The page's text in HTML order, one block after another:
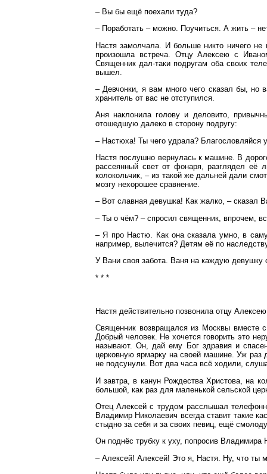
– Вы бы ещё поехали туда?
– Поработать – можно. Поучиться. А жить –
Настя замолчала. И больше никто ничего не
произошла встреча. Отцу Алексею с
Священник дал-таки подругам оба своих
вышел.
– Девчонки, я вам много чего сказал бы, но
хранитель от вас не отступился.
Аня наклонила голову и деловито,
отошедшую далеко в сторону подругу:
– Настюха! Ты чего удрала? Благословляйся
Настя послушно вернулась к машине. В
рассеянный свет от фонаря, разглядел её
колокольчик, – из такой же дальней дали
мозгу нехорошее сравнение.
– Вот славная девушка! Как жалко, – сказал
– Ты о чём? – спросил священник, впрочем,
– Я про Настю. Как она сказала умно, в
например, вылечится? Детям её по
У Вани своя забота. Ваня на каждую девушку
* * *
Настя действительно позвонила отцу
Священник возвращался из Москвы вместе
Добрый человек. Не хочется говорить это
называют. Он, дай ему Бог здравия и
церковную ярмарку на своей машине. Уж раз
не подсунули. Вот два часа всё ходили,
И завтра, в канун Рождества Христова, на
большой, как раз для маленькой сельской
Отец Алексей с трудом расслышал
Владимир Николаевич всегда ставит такие
стыдно за себя и за своих певиц, ещё
Он поднёс трубку к уху, попросив Владимира
– Алексей! Алексей! Это я, Настя. Ну, что ты